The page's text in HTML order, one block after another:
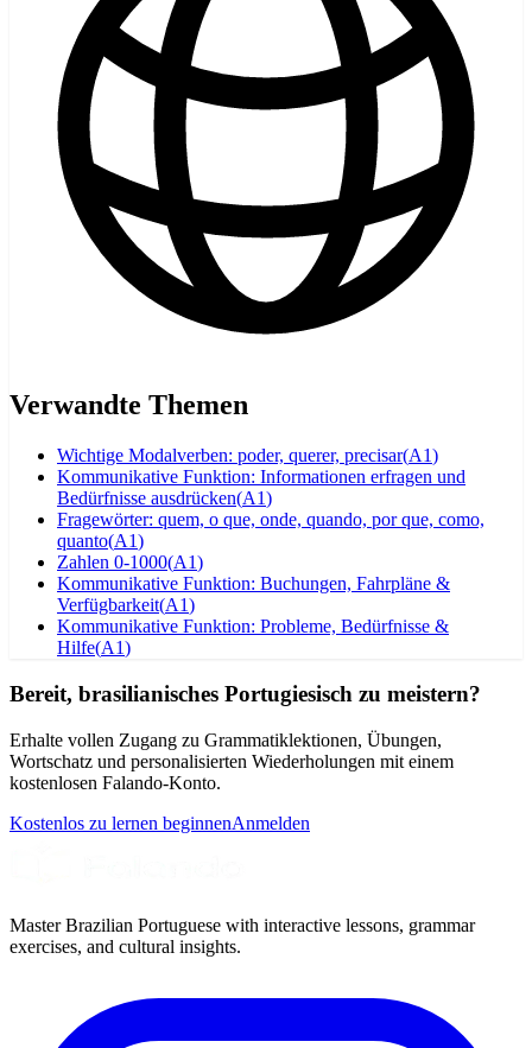
Verwandte Themen
Wichtige Modalverben: poder, querer, precisar(A1)
Kommunikative Funktion: Informationen erfragen und
Bedürfnisse ausdrücken(A1)
Fragewörter: quem, o que, onde, quando, por que, como,
quanto(A1)
Zahlen 0-1000(A1)
Kommunikative Funktion: Buchungen, Fahrpläne &
Verfügbarkeit(A1)
Kommunikative Funktion: Probleme, Bedürfnisse &
Hilfe(A1)
Bereit, brasilianisches Portugiesisch zu meistern?
Erhalte vollen Zugang zu Grammatiklektionen, Übungen,
Wortschatz und personalisierten Wiederholungen mit einem
kostenlosen Falando-Konto.
Kostenlos zu lernen beginnenAnmelden
Master Brazilian Portuguese with interactive lessons, grammar
exercises, and cultural insights.